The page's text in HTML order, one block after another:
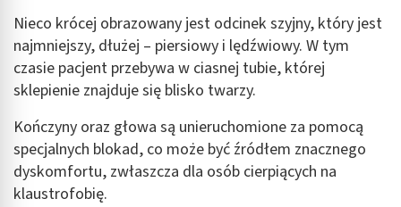
Nieco krócej obrazowany jest odcinek szyjny, który jest
najmniejszy, dłużej – piersiowy i lędźwiowy. W tym
czasie pacjent przebywa w ciasnej tubie, której
sklepienie znajduje się blisko twarzy.
Kończyny oraz głowa są unieruchomione za pomocą
specjalnych blokad, co może być źródłem znacznego
dyskomfortu, zwłaszcza dla osób cierpiących na
klaustrofobię.